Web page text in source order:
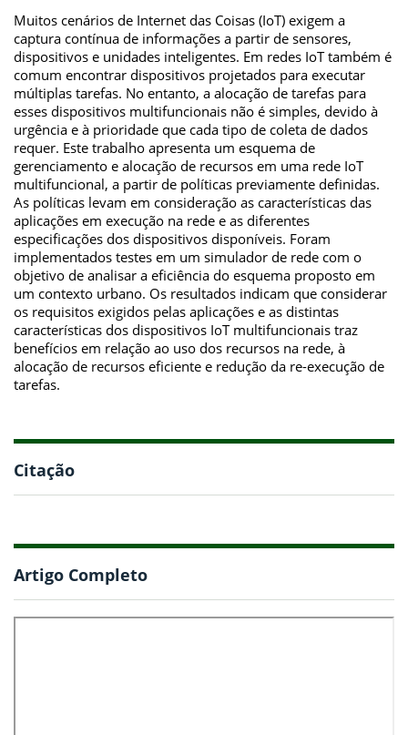
Muitos cenários de Internet das Coisas (IoT) exigem a
captura contínua de informações a partir de sensores,
dispositivos e unidades inteligentes. Em redes IoT também é
comum encontrar dispositivos projetados para executar
múltiplas tarefas. No entanto, a alocação de tarefas para
esses dispositivos multifuncionais não é simples, devido à
urgência e à prioridade que cada tipo de coleta de dados
requer. Este trabalho apresenta um esquema de
gerenciamento e alocação de recursos em uma rede IoT
multifuncional, a partir de políticas previamente definidas.
As políticas levam em consideração as características das
aplicações em execução na rede e as diferentes
especificações dos dispositivos disponíveis. Foram
implementados testes em um simulador de rede com o
objetivo de analisar a eficiência do esquema proposto em
um contexto urbano. Os resultados indicam que considerar
os requisitos exigidos pelas aplicações e as distintas
características dos dispositivos IoT multifuncionais traz
benefícios em relação ao uso dos recursos na rede, à
alocação de recursos eficiente e redução da re-execução de
tarefas.
Citação
Artigo Completo